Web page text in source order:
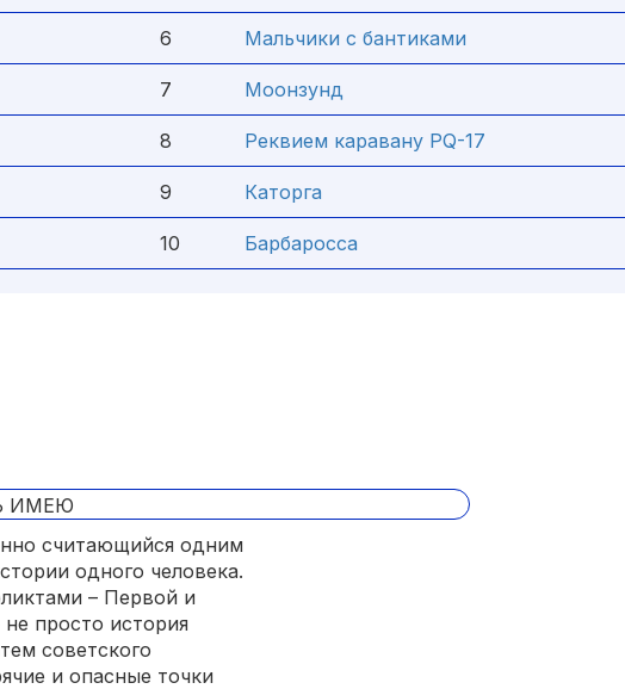
6 Мальчики с бантиками
7 Моонзунд
8 Реквием каравану PQ-17
9 Каторга
10 Барбаросса
считающийся одним
одного человека.
– Первой и
просто история
советского
и опасные точки